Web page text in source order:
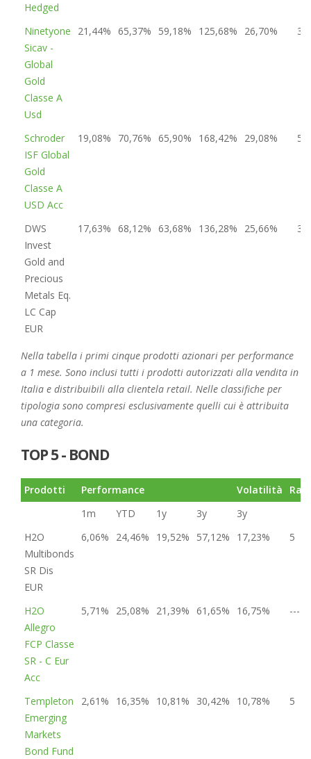
Hedged
Ninetyone
Sicav -
Global
Gold
Classe A
Usd
21,44% 65,37% 59,18% 125,68% 26,70% 3
Schroder
ISF Global
Gold
Classe A
USD Acc
19,08% 70,76% 65,90% 168,42% 29,08% 5
DWS
Invest
Gold and
Precious
Metals Eq.
LC Cap
EUR
17,63% 68,12% 63,68% 136,28% 25,66% 3
Nella tabella i primi cinque prodotti azionari per performance
a 1 mese. Sono inclusi tutti i prodotti autorizzati alla vendita in
Italia e distribuibili alla clientela retail. Nelle classifiche per
tipologia sono compresi esclusivamente quelli cui è attribuita
una categoria.
TOP 5 - BOND
Prodotti Performance Volatilità
1m
YTD 1y 3y
3y
H2O
Multibonds
SR Dis
EUR
6,06% 24,46% 19,52% 57,12% 17,23% 5
H2O
Allegro
FCP Classe
SR - C Eur
Acc
5,71% 25,08% 21,39% 61,65% 16,75% ---
Templeton
Emerging
Markets
Bond Fund
2,61% 16,35% 10,81% 30,42% 10,78% 5